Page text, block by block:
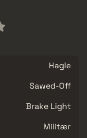
Hagle
Sawed-Off
Brake Light
Militær